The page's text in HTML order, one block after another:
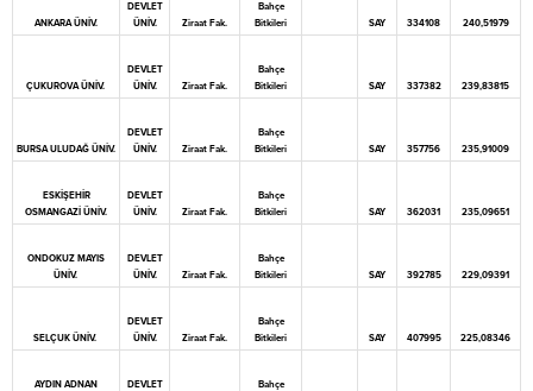
ANKARA ÜNİV.
DEVLET
ÜNİV.
Ziraat Fak.
Bahçe
Bitkileri
SAY 334108 240,51979
ÇUKUROVA ÜNİV.
DEVLET
ÜNİV.
Ziraat Fak.
Bahçe
Bitkileri
SAY 337382 239,83815
BURSA ULUDAĞ ÜNİV.
DEVLET
ÜNİV.
Ziraat Fak.
Bahçe
Bitkileri
SAY 357756 235,91009
ESKİŞEHİR
OSMANGAZİ ÜNİV.
DEVLET
ÜNİV.
Ziraat Fak.
Bahçe
Bitkileri
SAY 362031 235,09651
ONDOKUZ MAYIS
ÜNİV.
DEVLET
ÜNİV.
Ziraat Fak.
Bahçe
Bitkileri
SAY 392785 229,09391
SELÇUK ÜNİV.
DEVLET
ÜNİV.
Ziraat Fak.
Bahçe
Bitkileri
SAY 407995 225,08346
AYDIN ADNAN
DEVLET
Bahçe